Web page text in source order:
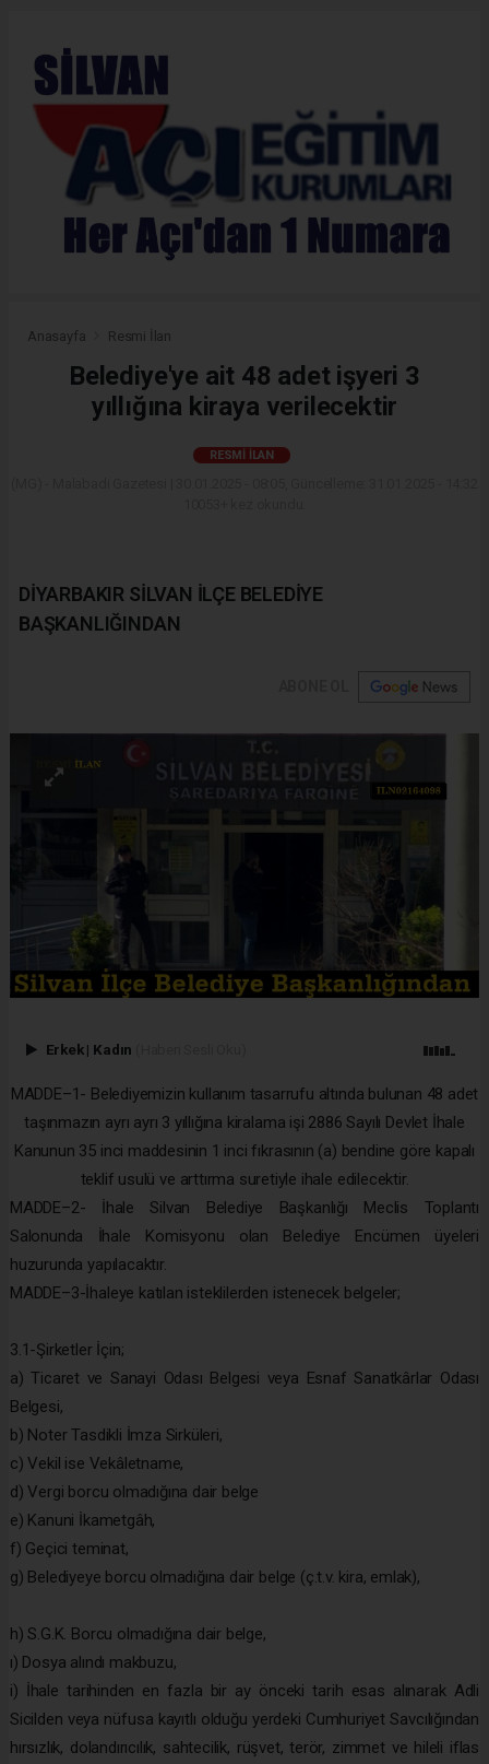
Anasayfa Resmi İlan
Belediye'ye ait 48 adet işyeri 3
yıllığına kiraya verilecektir
RESMI İLAN
DİYARBAKIR SİLVAN İLÇE BELEDİYE
BAŞKANLIĞINDAN
Erkek | Kadın
MADDE–1- Belediyemizin kullanım tasarrufu altında bulunan 48 adet
taşınmazın ayrı ayrı 3 yıllığına kiralama işi 2886 Sayılı Devlet İhale
Kanunun 35 inci maddesinin 1 inci fıkrasının (a) bendine göre kapalı
teklif usulü ve arttırma suretiyle ihale edilecektir.
MADDE–2- İhale Silvan Belediye Başkanlığı Meclis Toplantı
Salonunda İhale Komisyonu olan Belediye Encümen üyeleri
huzurunda yapılacaktır.
MADDE–3-İhaleye katılan isteklilerden istenecek belgeler;
3.1-Şirketler İçin;
a) Ticaret ve Sanayi Odası Belgesi veya Esnaf Sanatkârlar Odası
Belgesi,
b) Noter Tasdikli İmza Sirküleri,
c) Vekil ise Vekâletname,
d) Vergi borcu olmadığına dair belge
e) Kanuni İkametgâh,
f) Geçici teminat,
g) Belediyeye borcu olmadığına dair belge (ç.t.v. kira, emlak),
h) S.G.K. Borcu olmadığına dair belge,
ı) Dosya alındı makbuzu,
i) İhale tarihinden en fazla bir ay önceki tarih esas alınarak Adli
Sicilden veya nüfusa kayıtlı olduğu yerdeki Cumhuriyet Savcılığından
hırsızlık, dolandırıcılık, sahtecilik, rüşvet, terör, zimmet ve hileli iflas